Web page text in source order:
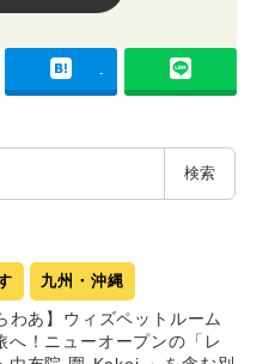
-
検索
九州・沖縄
わあ】ウィズペットルーム
へ！ニューオープンの「レ